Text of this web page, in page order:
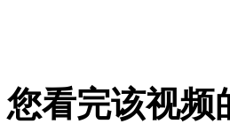
记者靠敲诈获利 最高1月挣2辆
您看完该视频